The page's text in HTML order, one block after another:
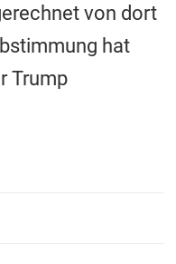
von dort
hat
Trump